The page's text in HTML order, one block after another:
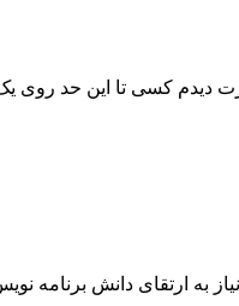
دیدم کسی تا این حد روی
به ارتقای دانش برنامه